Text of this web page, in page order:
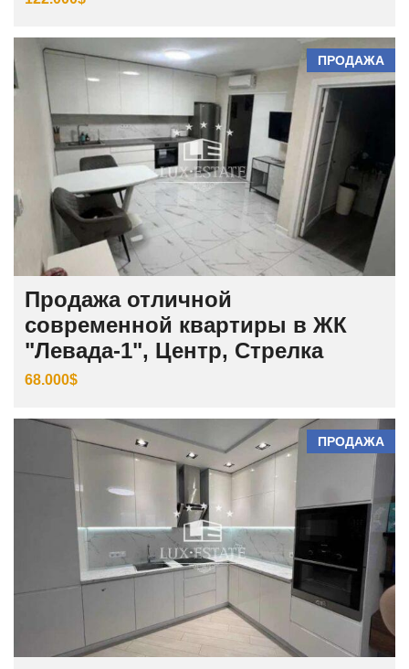
ПРОДАЖА
Продажа отличной
современной квартиры в ЖК
"Левада-1", Центр, Стрелка
68.000$
ПРОДАЖА